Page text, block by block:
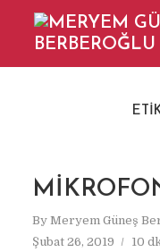
By Meryem Güneş
Şubat 26, 2019
10